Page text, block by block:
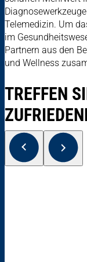
Telemedizin. Um
im
Partnern aus den
und Wellness
TREFFEN